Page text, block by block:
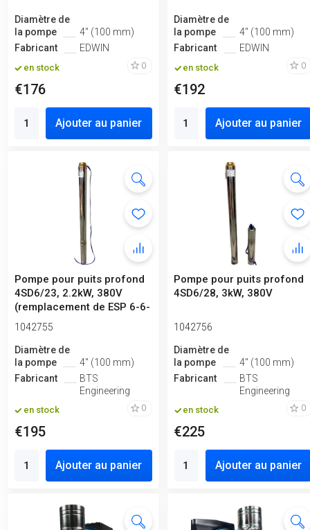
Diamètre de
la pompe
4" (100 mm)
Fabricant
EDWIN
en stock 0
€176
Ajouter au panier
Diamètre de
la pompe
4" (100 mm)
Fabricant
EDWIN
en stock 0
€192
Ajouter au panier
Pompe pour puits profond
4SD6/23, 2.2kW, 380V
(remplacement de ESP 6-6-
100)
1042755
Diamètre de
la pompe
4" (100 mm)
Fabricant
BTS
Engineering
en stock 0
€195
Ajouter au panier
Pompe pour puits profond
4SD6/28, 3kW, 380V
1042756
Diamètre de
la pompe
4" (100 mm)
Fabricant
BTS
Engineering
en stock 0
€225
Ajouter au panier